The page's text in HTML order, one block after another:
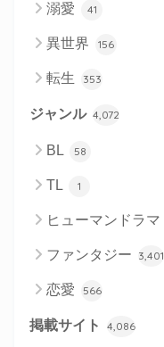
溺愛 41
異世界 156
転生 353
ジャンル 4,072
BL 58
TL 1
ヒューマンドラマ
ファンタジー 3,401
恋愛 566
掲載サイト 4,086